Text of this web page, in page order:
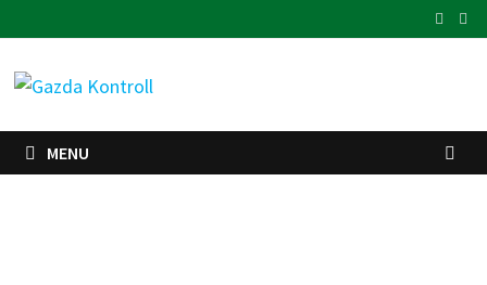
to
content
MENU